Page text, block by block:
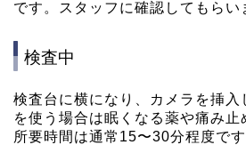
です。スタッフに確認してもらい
検査中
検査台に横になり、カメラを挿入
を使う場合は眠くなる薬や痛み止
所要時間は通常15〜30分程度です